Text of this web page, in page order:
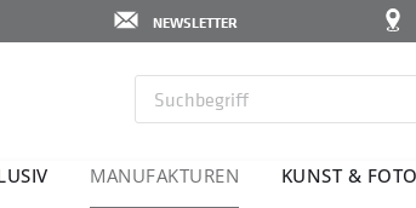
NEWSLETTER
MANU­FAK­TUREN KUNST &